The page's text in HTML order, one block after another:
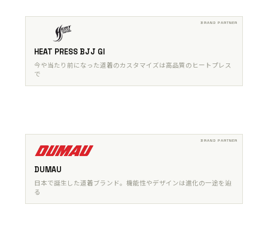
HEAT PRESS BJJ GI
今や当たり前になった道着のカスタマイズは高品質のヒートプレス
で
DUMAU
日本で誕生した道着ブランド。機能性やデザインは進化の一途を辿
る